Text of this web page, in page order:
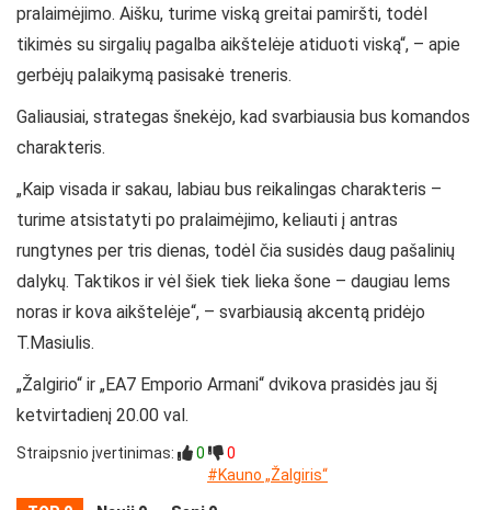
pralaimėjimo. Aišku, turime viską greitai pamiršti, todėl
tikimės su sirgalių pagalba aikštelėje atiduoti viską“, – apie
gerbėjų palaikymą pasisakė treneris.
Galiausiai, strategas šnekėjo, kad svarbiausia bus komandos
charakteris.
„Kaip visada ir sakau, labiau bus reikalingas charakteris –
turime atsistatyti po pralaimėjimo, keliauti į antras
rungtynes per tris dienas, todėl čia susidės daug pašalinių
dalykų. Taktikos ir vėl šiek tiek lieka šone – daugiau lems
noras ir kova aikštelėje“, – svarbiausią akcentą pridėjo
T.Masiulis.
„Žalgirio“ ir „EA7 Emporio Armani“ dvikova prasidės jau šį
ketvirtadienį 20.00 val.
Straipsnio įvertinimas: 0
0
#Kauno „Žalgiris“